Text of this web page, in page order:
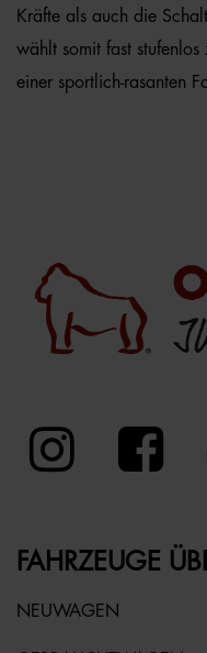
Kräfte als auch die
wählt somit fast
einer sportlich-rasanten
FAHRZEUGE
NEUWAGEN